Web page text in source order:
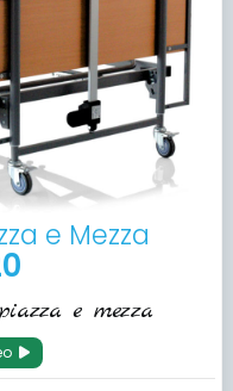
e Mezza
e mezza